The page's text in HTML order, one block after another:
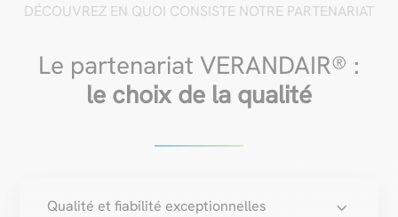
DÉCOUVREZ EN QUOI CONSISTE NOTRE PARTENARIAT
Le partenariat VERANDAIR® :
le choix de la qualité
Qualité et fiabilité exceptionnelles 3